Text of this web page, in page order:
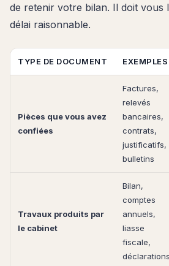
de retenir votre bilan. Il doit vous
délai raisonnable.
TYPE DE DOCUMENT EXEMPLES
Pièces que vous avez
confiées
Factures,
relevés
bancaires,
contrats,
justificatifs,
bulletins
Travaux produits par
le cabinet
Bilan,
comptes
annuels,
liasse
fiscale,
déclarations